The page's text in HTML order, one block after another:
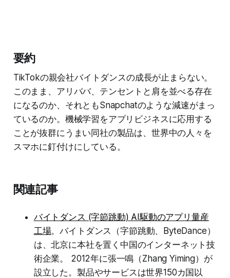
要約
TikTokの親会社バイトダンスの成長が止まらない。
このまま、アリババ、テンセントと肩を並べる存在
になるのか、それともSnapchatのような減速がまっ
ているのか。機械学習をアプリビジネスに応用する
ことが抜群にうまい同社の製品は、世界中の人々を
スマホに釘付けにしている。
関連記事
バイトダンス (字節跳動) AI駆動のアプリ量産
工場。バイトダンス（字節跳動、ByteDance）
は、北京に本社を置く中国のインターネット技
術企業。 2012年に張一鳴（Zhang Yiming）が
設立した。製品やサービスは世界150カ国以